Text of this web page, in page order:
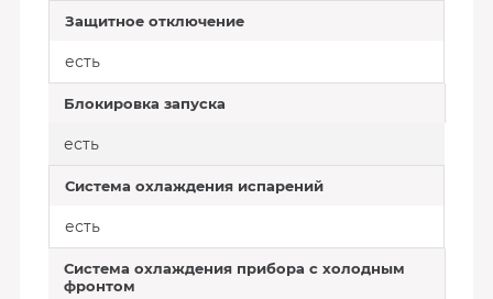
Защитное отключение
есть
Блокировка запуска
есть
Система охлаждения испарений
есть
Система охлаждения прибора с холодным
фронтом